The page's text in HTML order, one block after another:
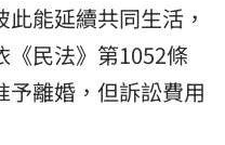
能延續共同生活，
《民法》第1052條
予離婚，但訴訟費用